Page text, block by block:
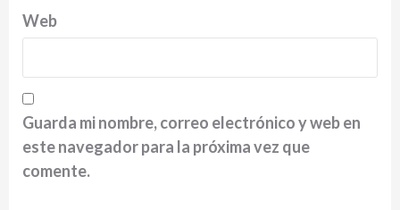
Web
Guarda mi nombre, correo electrónico y web en
este navegador para la próxima vez que
comente.